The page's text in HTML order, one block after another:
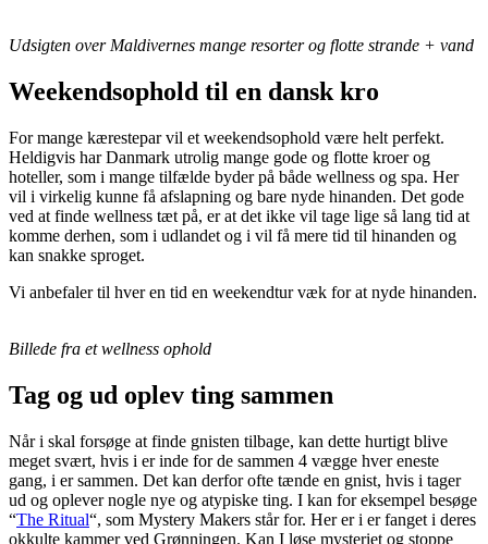
Udsigten over Maldivernes mange resorter og flotte strande + vand
Weekendsophold til en dansk kro
For mange kærestepar vil et weekendsophold være helt perfekt.
Heldigvis har Danmark utrolig mange gode og flotte kroer og
hoteller, som i mange tilfælde byder på både wellness og spa. Her
vil i virkelig kunne få afslapning og bare nyde hinanden. Det gode
ved at finde wellness tæt på, er at det ikke vil tage lige så lang tid at
komme derhen, som i udlandet og i vil få mere tid til hinanden og
kan snakke sproget.
Vi anbefaler til hver en tid en weekendtur væk for at nyde hinanden.
Billede fra et wellness ophold
Tag og ud oplev ting sammen
Når i skal forsøge at finde gnisten tilbage, kan dette hurtigt blive
meget svært, hvis i er inde for de sammen 4 vægge hver eneste
gang, i er sammen. Det kan derfor ofte tænde en gnist, hvis i tager
ud og oplever nogle nye og atypiske ting. I kan for eksempel besøge
“The Ritual“, som Mystery Makers står for. Her er i er fanget i deres
okkulte kammer ved Grønningen. Kan I løse mysteriet og stoppe